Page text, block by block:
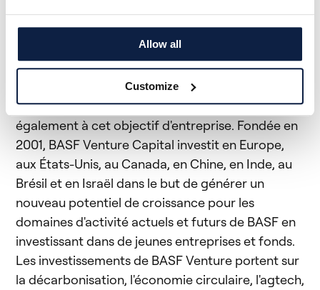
Allow all
Customize
BASF Venture Capital GmbH (BVC)
BASF crée une chimie pour un avenir durable.
BASF Venture Capital GmbH contribue
également à cet objectif d'entreprise. Fondée en
2001, BASF Venture Capital investit en Europe,
aux États-Unis, au Canada, en Chine, en Inde, au
Brésil et en Israël dans le but de générer un
nouveau potentiel de croissance pour les
domaines d'activité actuels et futurs de BASF en
investissant dans de jeunes entreprises et fonds.
Les investissements de BASF Venture portent sur
la décarbonisation, l'économie circulaire, l'agtech,